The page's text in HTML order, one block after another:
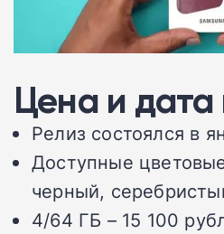
Цена и
Релиз состоялся в
Доступные
черный,
4/64 ГБ – 15 100